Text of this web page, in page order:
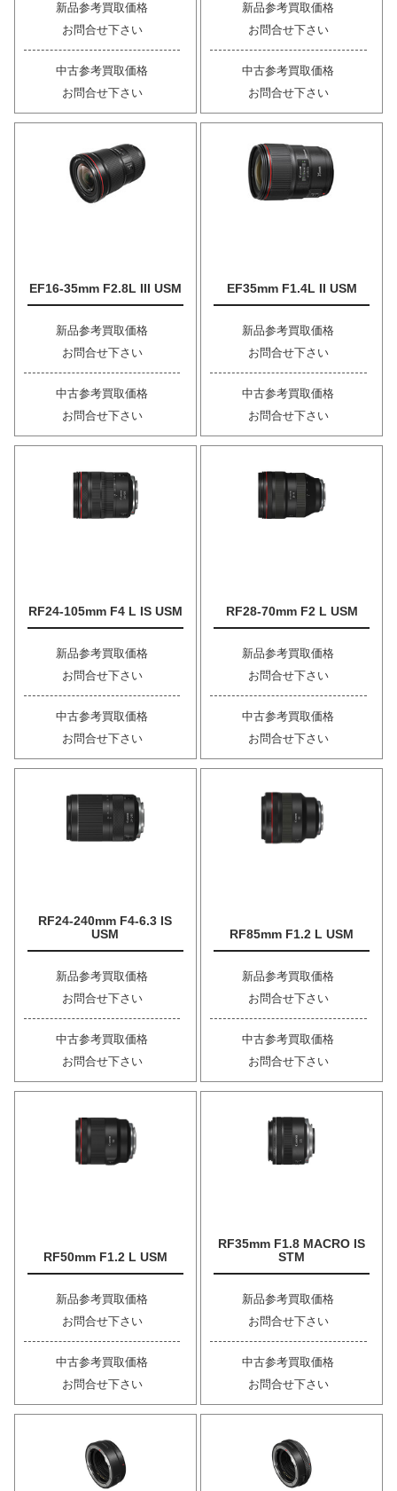
新品参考買取価格
お問合せ下さい
中古参考買取価格
お問合せ下さい
新品参考買取価格
お問合せ下さい
中古参考買取価格
お問合せ下さい
EF16-35mm F2.8L III USM
新品参考買取価格
お問合せ下さい
中古参考買取価格
お問合せ下さい
EF35mm F1.4L II USM
新品参考買取価格
お問合せ下さい
中古参考買取価格
お問合せ下さい
RF24-105mm F4 L IS USM
新品参考買取価格
お問合せ下さい
中古参考買取価格
お問合せ下さい
RF28-70mm F2 L USM
新品参考買取価格
お問合せ下さい
中古参考買取価格
お問合せ下さい
RF24-240mm F4-6.3 IS
USM
新品参考買取価格
お問合せ下さい
中古参考買取価格
お問合せ下さい
RF85mm F1.2 L USM
新品参考買取価格
お問合せ下さい
中古参考買取価格
お問合せ下さい
RF50mm F1.2 L USM
新品参考買取価格
お問合せ下さい
中古参考買取価格
お問合せ下さい
RF35mm F1.8 MACRO IS
STM
新品参考買取価格
お問合せ下さい
中古参考買取価格
お問合せ下さい